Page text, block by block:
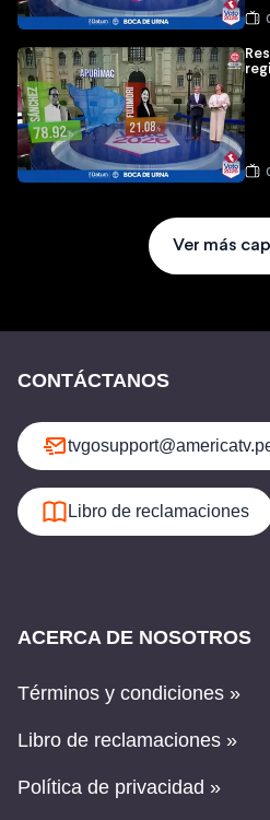
Ver más
CONTÁCTANOS
Libro de reclamaciones
ACERCA DE NOSOTROS
Términos y condiciones »
Libro de reclamaciones »
Política de privacidad »